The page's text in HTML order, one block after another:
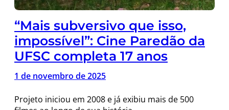
“Mais subversivo que isso,
impossível”: Cine Paredão da
UFSC completa 17 anos
1 de novembro de 2025
Projeto iniciou em 2008 e já exibiu mais de 500